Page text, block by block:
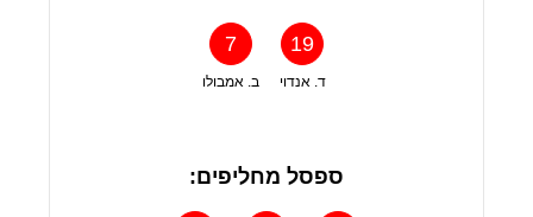
7
ב. אמבולו
19
ד. אנדוי
ספסל מחליפים: